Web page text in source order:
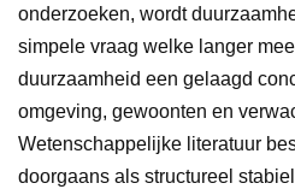
onderzoeken, wordt
simpele vraag welke langer
duurzaamheid een gelaagd
omgeving, gewoonten en
Wetenschappelijke literatuur
doorgaans als structureel